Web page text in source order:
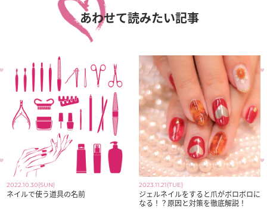
あわせて読みたい記事
2022.10.30(SUN)
ネイルで使う道具の名前
2023.11.21(TUE)
ジェルネイルをすると爪がボロボロに
なる！？原因と対策を徹底解説！